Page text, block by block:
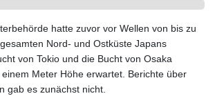
HRK 7.536622
HTG 151.150865
HUF 363.096405
IDR 20580.370421
ILS 3.468234
IMP 0.8566
hatte zuvor vor Wellen von bis zu
Nord- und Ostküste Japans
von Tokio und die Bucht von Osaka
Meter Höhe erwartet. Berichte über
gab es zunächst nicht.